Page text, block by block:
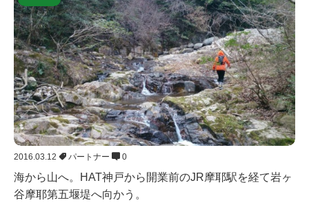
2016.03.12 パートナー 0
海から山へ。HAT神戸から開業前のJR摩耶駅を経て岩ヶ
谷摩耶第五堰堤へ向かう。